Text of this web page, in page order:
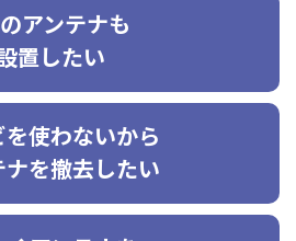
アンテナも
置したい
を使わないから
ナを撤去したい